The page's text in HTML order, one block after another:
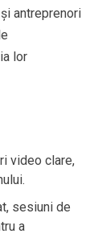
antreprenori
lor
video clare,
sesiuni de
a